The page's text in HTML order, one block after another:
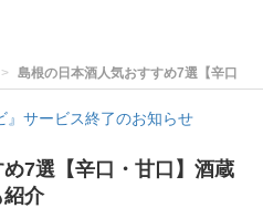
島根の日本酒人気おすすめ7選【辛口・
』サービス終了のお知らせ
7選【辛口・甘口】酒蔵
紹介